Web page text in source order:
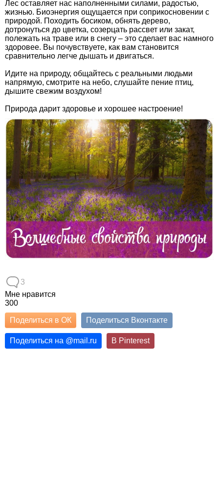
Лес оставляет нас наполненными силами, радостью,
жизнью. Биоэнергия ощущается при соприкосновении с
природой. Походить босиком, обнять дерево,
дотронуться до цветка, созерцать рассвет или закат,
полежать на траве или в снегу – это сделает вас намного
здоровее. Вы почувствуете, как вам становится
сравнительно легче дышать и двигаться.
Идите на природу, общайтесь с реальными людьми
напрямую, смотрите на небо, слушайте пение птиц,
дышите свежим воздухом!
Природа дарит здоровье и хорошее настроение!
3
Мне нравится
300
Поделиться в ОК Поделиться Вконтакте
Поделиться на @mail.ru В Pinterest